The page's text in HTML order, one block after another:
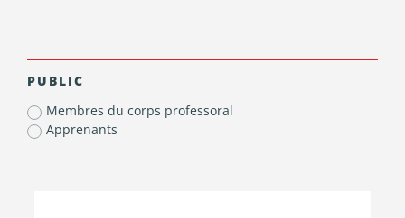
PUBLIC
Membres du corps professoral
Apprenants